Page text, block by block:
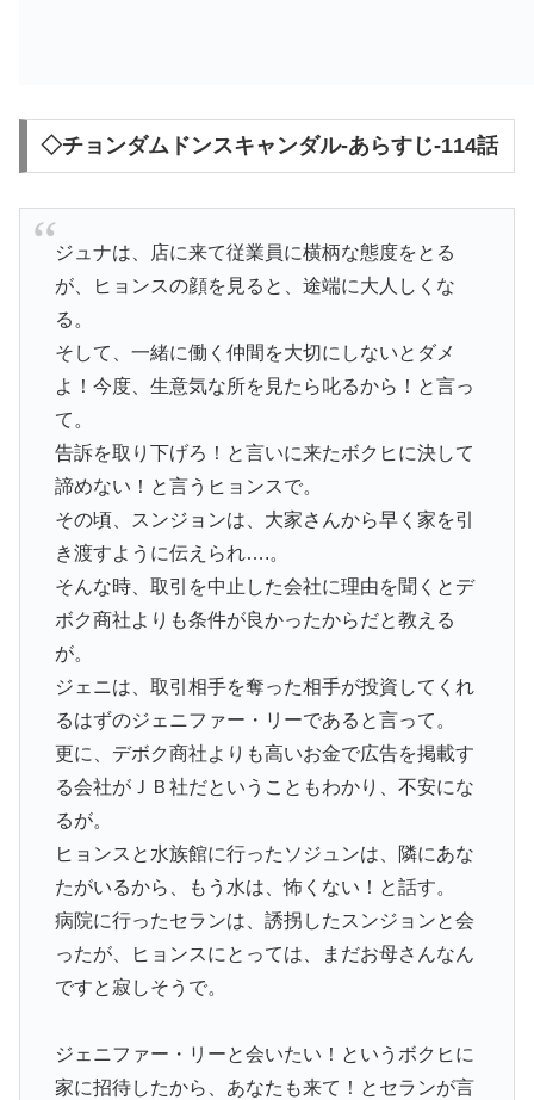
◇チョンダムドンスキャンダル-あらすじ-114話
ジュナは、店に来て従業員に横柄な態度をとる
が、ヒョンスの顔を見ると、途端に大人しくな
る。
そして、一緒に働く仲間を大切にしないとダメ
よ！今度、生意気な所を見たら叱るから！と言っ
て。
告訴を取り下げろ！と言いに来たボクヒに決して
諦めない！と言うヒョンスで。
その頃、スンジョンは、大家さんから早く家を引
き渡すように伝えられ….。
そんな時、取引を中止した会社に理由を聞くとデ
ボク商社よりも条件が良かったからだと教える
が。
ジェニは、取引相手を奪った相手が投資してくれ
るはずのジェニファー・リーであると言って。
更に、デボク商社よりも高いお金で広告を掲載す
る会社がＪＢ社だということもわかり、不安にな
るが。
ヒョンスと水族館に行ったソジュンは、隣にあな
たがいるから、もう水は、怖くない！と話す。
病院に行ったセランは、誘拐したスンジョンと会
ったが、ヒョンスにとっては、まだお母さんなん
ですと寂しそうで。
ジェニファー・リーと会いたい！というボクヒに
家に招待したから、あなたも来て！とセランが言